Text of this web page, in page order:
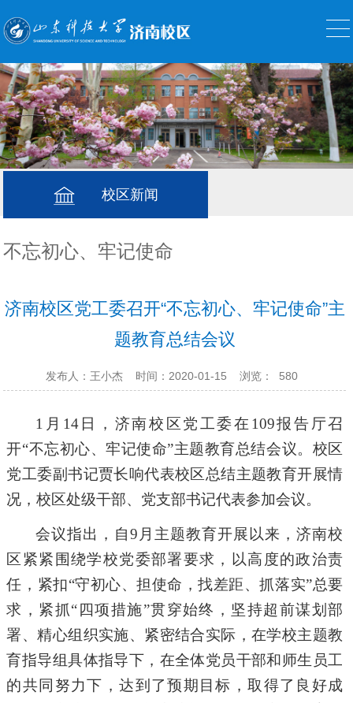
校区新闻
不忘初心、牢记使命
济南校区党工委召开“不忘初心、牢记使命”主
题教育总结会议
发布人：王小杰 时间：2020-01-15 浏览： 580
1月 14日，济南校区 党工委在 109报告厅召
开“不忘初心、牢记使命”主题教育总结会议。 校区
党工委副书记贾长响代表校区总结主题教育开展情
况，校区处级干部、党支部书记代表参加会议。
会议指出， 自9月主题教育开展以来，济南校
区紧紧围绕学校党委部署要求，以高度的政治责
任，紧扣“守初心、担使命，找差距、抓落实”总要
求，紧抓“四项措施”贯穿始终，坚持超前谋划部
署、精心组织实施、紧密结合实际，在学校主题教
育指导组具体指导下，在全体党员干部和师生员工
的共同努力下，达到了预期目标，取得了 良好成